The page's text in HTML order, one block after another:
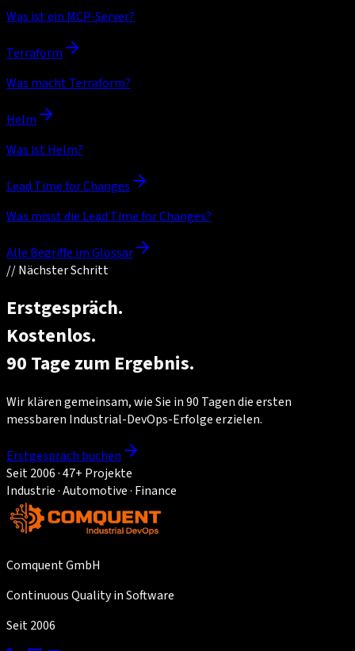
Was ist ein MCP-Server?
Terraform
Was macht Terraform?
Helm
Was ist Helm?
Lead Time for Changes
Was misst die Lead Time for Changes?
Alle Begriffe im Glossar
//Nächster Schritt
Erstgespräch.
Kostenlos.
90 Tage zum Ergebnis.
Wir klären gemeinsam, wie Sie in 90 Tagen die ersten
messbaren Industrial-DevOps-Erfolge erzielen.
Erstgespräch buchen
Seit 2006 · 47+ Projekte
Industrie · Automotive · Finance
Comquent GmbH
Continuous Quality in Software
Seit 2006